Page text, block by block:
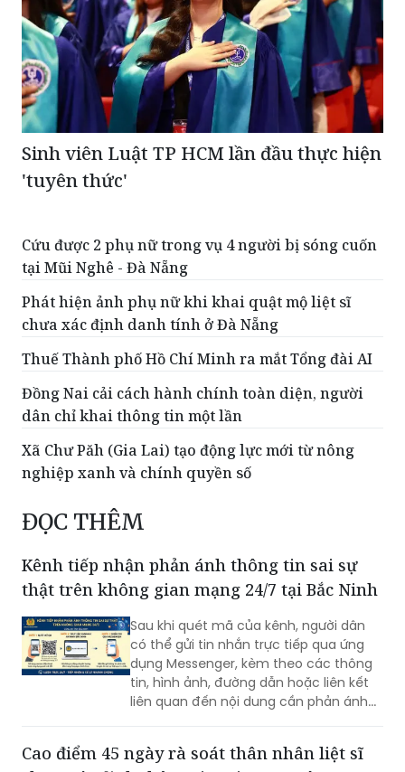
Sinh viên Luật TP HCM lần đầu thực hiện
'tuyên thức'
Cứu được 2 phụ nữ trong vụ 4 người bị sóng cuốn
tại Mũi Nghê - Đà Nẵng
Phát hiện ảnh phụ nữ khi khai quật mộ liệt sĩ
chưa xác định danh tính ở Đà Nẵng
Thuế Thành phố Hồ Chí Minh ra mắt Tổng đài AI
Đồng Nai cải cách hành chính toàn diện, người
dân chỉ khai thông tin một lần
Xã Chư Păh (Gia Lai) tạo động lực mới từ nông
nghiệp xanh và chính quyền số
ĐỌC THÊM
Kênh tiếp nhận phản ánh thông tin sai sự
thật trên không gian mạng 24/7 tại Bắc Ninh
Sau khi quét mã của kênh, người dân
có thể gửi tin nhắn trực tiếp qua ứng
dụng Messenger, kèm theo các thông
tin, hình ảnh, đường dẫn hoặc liên kết
liên quan đến nội dung cần phản ánh...
Cao điểm 45 ngày rà soát thân nhân liệt sĩ